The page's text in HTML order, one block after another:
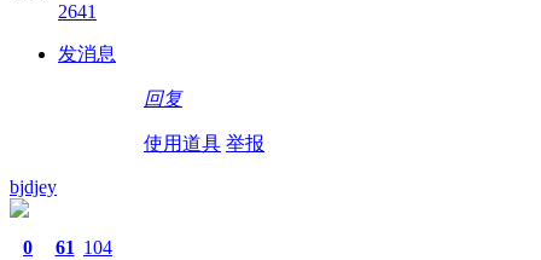
2641
发消息
回复
使用道具 举报
bjdjey
0 61 104